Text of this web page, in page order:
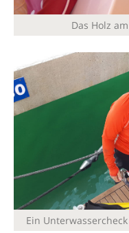
Das Holz
Ein